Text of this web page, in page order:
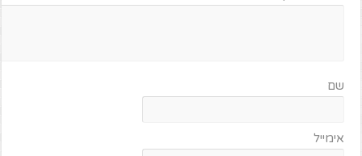
שם
אימייל